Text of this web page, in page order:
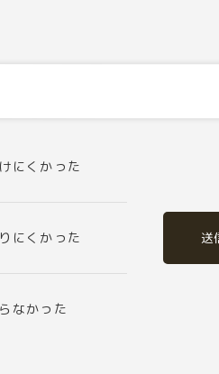
にくかった
にくかった
なかった
送